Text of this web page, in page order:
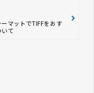
の記事では、デジタルアー
り方とポイント、活用事例
介します。
マットでTIFFをおす
て